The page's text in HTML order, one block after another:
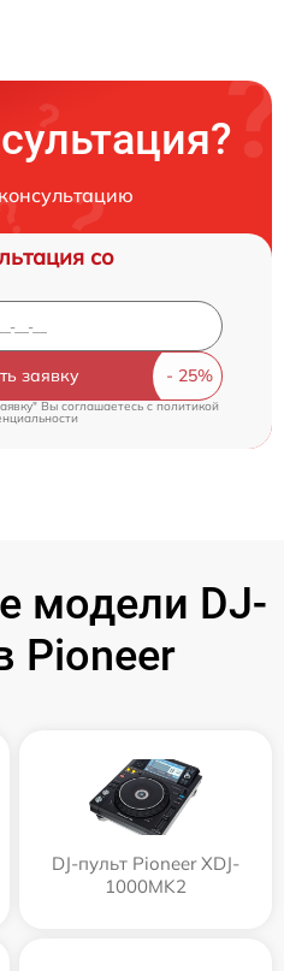
со
заявку
Вы соглашаетесь c политикой
модели DJ-
Pioneer
DJ-пульт Pioneer XDJ-
1000MK2